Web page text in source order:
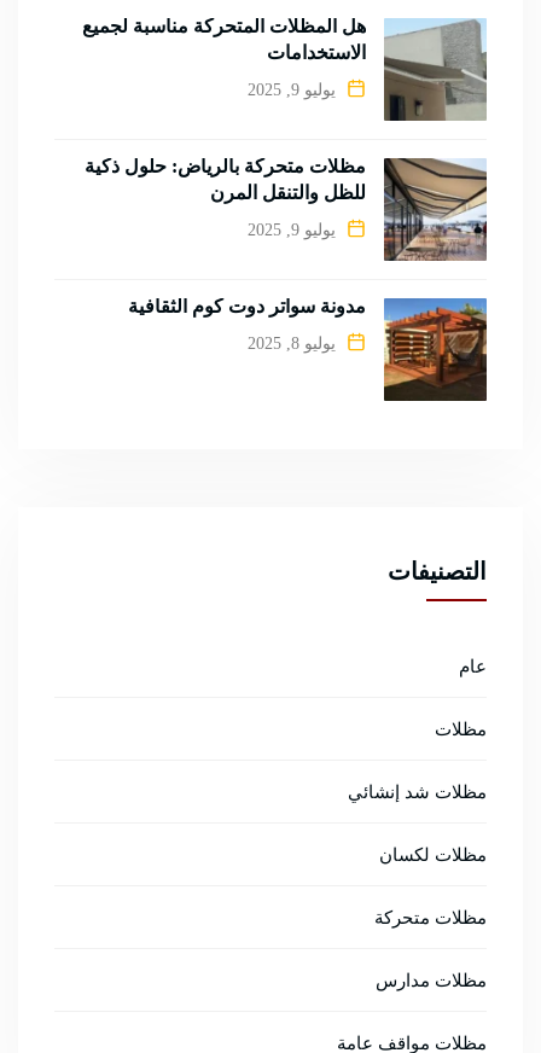
هل المظلات المتحركة مناسبة لجميع
الاستخدامات
يوليو 9, 2025
مظلات متحركة بالرياض: حلول ذكية
للظل والتنقل المرن
يوليو 9, 2025
مدونة سواتر دوت كوم الثقافية
يوليو 8, 2025
التصنيفات
عام
مظلات
مظلات شد إنشائي
مظلات لكسان
مظلات متحركة
مظلات مدارس
مظلات مواقف عامة